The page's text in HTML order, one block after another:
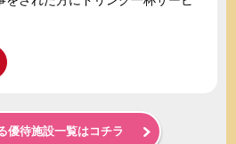
優待施設一覧はコチラ